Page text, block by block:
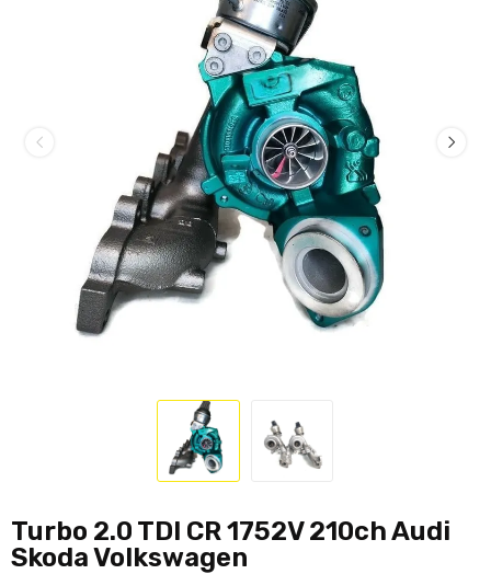
Turbo 2.0 TDI CR 1752V 210ch Audi
Skoda Volkswagen